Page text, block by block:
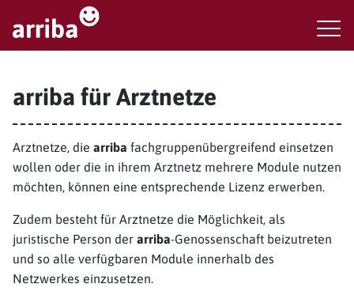
arriba für Arztnetze
Arztnetze, die arriba fachgruppenübergreifend einsetzen
wollen oder die in ihrem Arztnetz mehrere Module nutzen
möchten, können eine entsprechende Lizenz erwerben.
Zudem besteht für Arztnetze die Möglichkeit, als
juristische Person der arriba-Genossenschaft beizutreten
und so alle verfügbaren Module innerhalb des
Netzwerkes einzusetzen.